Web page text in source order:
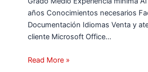
años Conocimientos necesarios
Documentación Idiomas Venta y
cliente Microsoft Office…
Read More »